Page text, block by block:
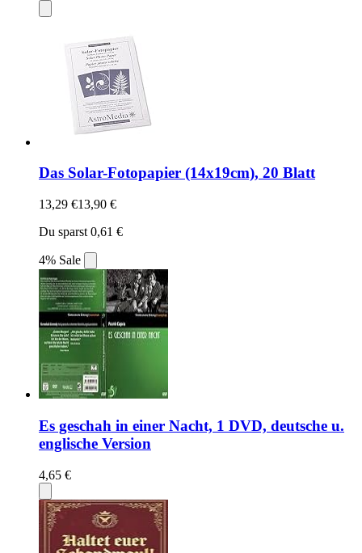
Das Solar-Fotopapier (14x19cm), 20 Blatt
13,29 €13,90 €
Du sparst 0,61 €
4% Sale
Es geschah in einer Nacht, 1 DVD, deutsche u.
englische Version
4,65 €